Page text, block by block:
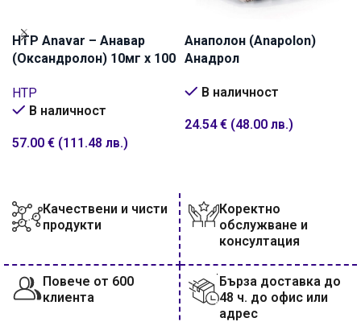
HTP Anavar – Анавар
(Оксандролон) 10мг х 100
HTP
В наличност
57.00 € (111.48 лв.)
Анаполон (Anapolon)
Анадрол
В наличност
24.54€ (48.00 лв.)
Качествени и чисти
продукти
Коректно
обслужване и
консултация
Повече от 600
клиента
Бърза доставка до
48 ч. до офис или
адрес